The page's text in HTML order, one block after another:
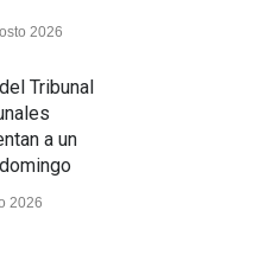
2026
Tribunal
a un
2026